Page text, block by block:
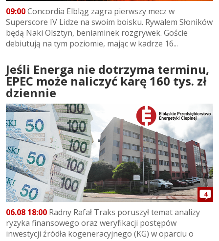
09:00Concordia Elbląg zagra pierwszy mecz w
Superscore IV Lidze na swoim boisku. Rywalem Słoników
będą Naki Olsztyn, beniaminek rozgrywek. Goście
debiutują na tym poziomie, mając w kadrze 16...
Jeśli Energa nie dotrzyma terminu,
EPEC może naliczyć karę 160 tys. zł
dziennie
4
06.08 18:00 Radny Rafał Traks poruszył temat analizy
ryzyka finansowego oraz weryfikacji postępów
inwestycji źródła kogeneracyjnego (KG) w oparciu o